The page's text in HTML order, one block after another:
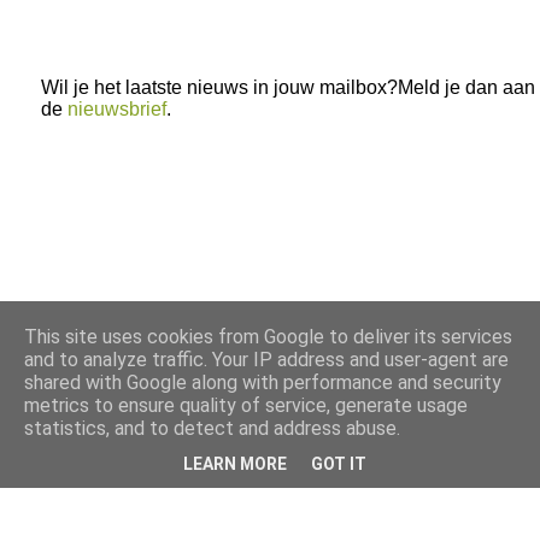
Wil je het laatste nieuws in jouw mailbox?Meld je dan aan
de nieuwsbrief.
This site uses cookies from Google to deliver its services
and to analyze traffic. Your IP address and user-agent are
shared with Google along with performance and security
metrics to ensure quality of service, generate usage
statistics, and to detect and address abuse.
LEARN MORE GOT IT